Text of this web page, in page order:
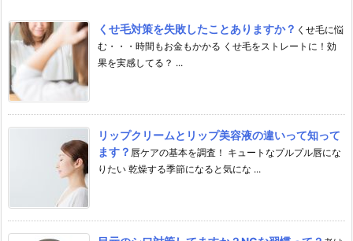
くせ毛対策を失敗したことありますか？ くせ毛に悩
む・・・時間もお金もかかる くせ毛をストレートに！効
果を実感してる？ ...
リップクリームとリップ美容液の違いって知って
ます？ 唇ケアの基本を調査！ キュートなプルプル唇にな
りたい 乾燥する季節になると気にな ...